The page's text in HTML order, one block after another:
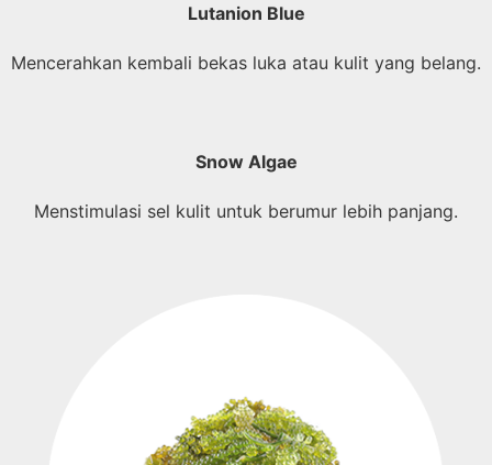
Lutanion Blue
Mencerahkan kembali bekas luka atau kulit yang belang.
Snow Algae
Menstimulasi sel kulit untuk berumur lebih panjang.